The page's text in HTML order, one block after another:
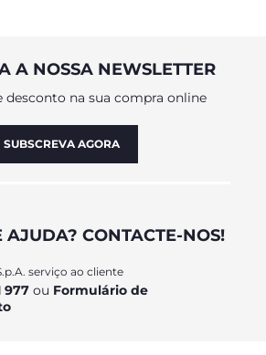
A NOSSA NEWSLETTER
desconto na sua compra online
SUBSCREVA AGORA
AJUDA? CONTACTE-NOS!
serviço ao cliente
977 ou Formulário de